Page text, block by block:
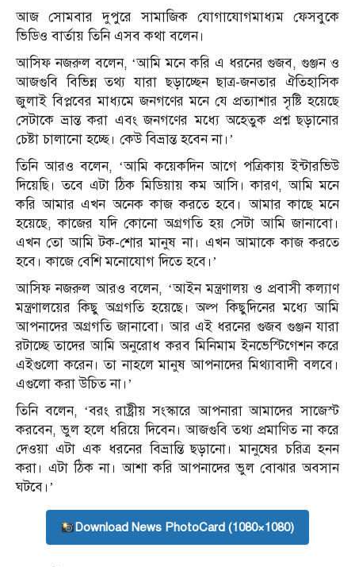
আজ সোমবার দুপুরে সামাজিক যোগাযোগমাধ্যম ফেসবুকে
ভিডিও বার্তায় তিনি এসব কথা বলেন।
আসিফ নজরুল বলেন, ‘আমি মনে করি এ ধরনের গুজব, গুঞ্জন ও
আজগুবি বিভিন্ন তথ্য যারা ছড়াচ্ছেন ছাত্র-জনতার ঐতিহাসিক
জুলাই বিপ্লবের মাধ্যমে জনগণের মনে যে প্রত্যাশার সৃষ্টি হয়েছে
সেটাকে ভ্রান্ত করা এবং জনগণের মধ্যে অহেতুক প্রশ্ন ছড়ানোর
চেষ্টা চালানো হচ্ছে। কেউ বিভ্রান্ত হবেন না।’
তিনি আরও বলেন, ‘আমি কয়েকদিন আগে পত্রিকায় ইন্টারভিউ
দিয়েছি। তবে এটা ঠিক মিডিয়ায় কম আসি। কারণ, আমি মনে
করি আমার এখন অনেক কাজ করতে হবে। আমার কাছে মনে
হয়েছে, কাজের যদি কোনো অগ্রগতি হয় সেটা আমি জানাবো।
এখন তো আমি টক-শোর মানুষ না। এখন আমাকে কাজ করতে
হবে। কাজে বেশি মনোযোগ দিতে হবে।’
আসিফ নজরুল আরও বলেন, ‘আইন মন্ত্রণালয় ও প্রবাসী কল্যাণ
মন্ত্রণালয়ের কিছু অগ্রগতি হয়েছে। অল্প কিছুদিনের মধ্যে আমি
আপনাদের অগ্রগতি জানাবো। আর এই ধরনের গুজব গুঞ্জন যারা
রটাচ্ছে তাদের আমি অনুরোধ করব মিনিমাম ইনভেস্টিগেশন করে
এইগুলো করেন। তা নাহলে মানুষ আপনাদের মিথ্যাবাদী বলবে।
এগুলো করা উচিত না।’
তিনি বলেন, ‘বরং রাষ্ট্রীয় সংস্কারে আপনারা আমাদের সাজেস্ট
করবেন, ভুল হলে ধরিয়ে দিবেন। আজগুবি তথ্য প্রমাণিত না করে
দেওয়া এটা এক ধরনের বিভ্রান্তি ছড়ানো। মানুষের চরিত্র হনন
করা। এটা ঠিক না। আশা করি আপনাদের ভুল বোঝার অবসান
ঘটবে।’
Download News PhotoCard (1080×1080)